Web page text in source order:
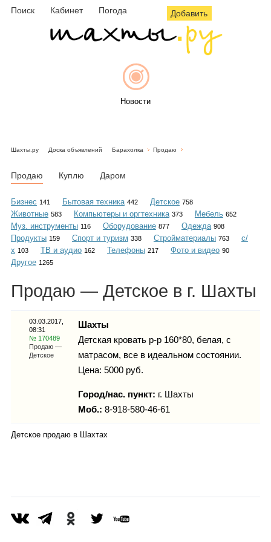
Поиск Кабинет Погода Добавить
Новости
Объявления
Шахты.ру Доска объявлений Барахолка Продаю
Продаю Куплю Даром
Бизнес 141 Бытовая техника 442 Детское 758
Животные 583 Компьютеры и оргтехника 373 Мебель 652
Муз. инструменты 116 Оборудование 877 Одежда 908
Продукты 159 Спорт и туризм 338 Стройматериалы 763
с/
х 103 ТВ и аудио 162 Телефоны 217 Фото и видео 90
Другое 1265
Продаю — Детское в г. Шахты
03.03.2017,
08:31
№ 170489
Продаю —
Детское
Шахты
Детская кровать р-р 160*80, белая, с
матрасом, все в идеальном состоянии.
Цена: 5000 руб.
Город/нас. пункт: г. Шахты
Моб.: 8-918-580-46-61
Детское продаю в Шахтах